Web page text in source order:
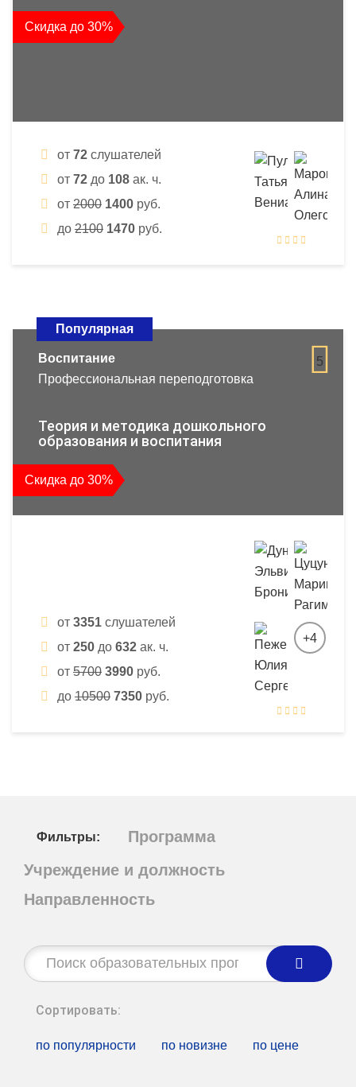
Скидка до 30%
от 72 слушателей
от 72 до 108 ак. ч.
от 2000 1400 руб.
до 2100 1470 руб.
Популярная
5
Воспитание
Профессиональная переподготовка
Теория и методика дошкольного
образования и воспитания
Скидка до 30%
от 3351 слушателей
от 250 до 632 ак. ч.
от 5700 3990 руб.
до 10500 7350 руб.
+4
Фильтры:
Программа
Учреждение и должность
Направленность
Строка
поиска:
Сортировать:
по популярности по новизне по цене